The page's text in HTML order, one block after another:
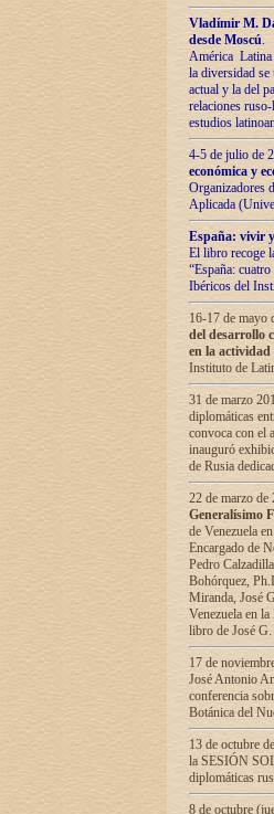
Vladímir М.
desde Moscú.
América Latina
la diversidad
actual у lа del
relaciones
estudios
4-5 de julio de
económica y
Organizadores
Aplicada
España: vivir
El libro recoge
“España:
Ibéricos del
16-17 de mayo
del desarrollo
en la
Instituto de
31 de marzo
diplomáticas
convoca con el
inauguró
de Rusia
22 de marzo
Generalísimo
de Venezuela
Encargado de
Pedro
Bohórquez,
Miranda, José
Venezuela en
libro de José
17 de
José Antonio
conferencia
Botánica del
13 de octubre
la SESIÓN
diplomáticas
8 de octubre